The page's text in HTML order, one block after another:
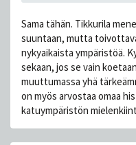
Sama tähän. Tikkurila
suuntaan, mutta
nykyaikaista ympäristöä.
sekaan, jos se vain
muuttumassa yhä
on myös arvostaa omaa
katuympäristön